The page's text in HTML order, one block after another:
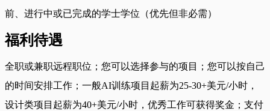
前、进行中或已完成的学士学位（优先但非必需）
福利待遇
全职或兼职远程职位；您可以选择参与的项目；您可以按自己
的时间安排工作；一般AI训练项目起薪为25-30+美元/小时，
设计类项目起薪为40+美元/小时，优秀工作可获得奖金；支付